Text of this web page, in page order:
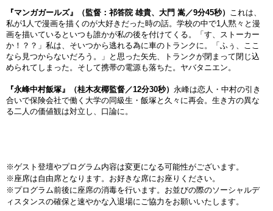
『マンガガールズ』（監督：祁答院 雄貴、大門 嵩／9分45秒） これは、
私が1人で漫画を描くのが大好きだった時の話。学校の中で1人黙々と漫
画を描いているといつも誰かが私の後を付けてくる。「す、ストーカー
か！？？」私は、そいつから逃れる為に車のトランクに。「ふぅ、ここ
なら見つからないだろう。」と思った矢先、トランクが閉まって閉じ込
められてしまった。そして携帯の電源も落ちた。ヤバタニエン。
『永峰中村飯塚』（桂木友椰監督／12分30秒） 永峰は恋人・中村の引き
合いで保険会社で働く大学の同級生・飯塚と久々に再会。生き方の異な
る二人の価値観は対立し、口論に。
※ゲスト登壇やプログラム内容は変更になる可能性がございます。
※座席は自由席となります。お好きな席にお座りください。
※プログラム前後に座席の消毒を行います。お並びの際のソーシャルデ
ィスタンスの確保と速やかな入退場にご協力をお願いいたします。